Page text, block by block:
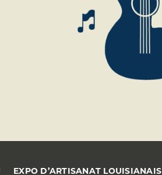
EXPO D’ARTISANAT LOUISIANAIS